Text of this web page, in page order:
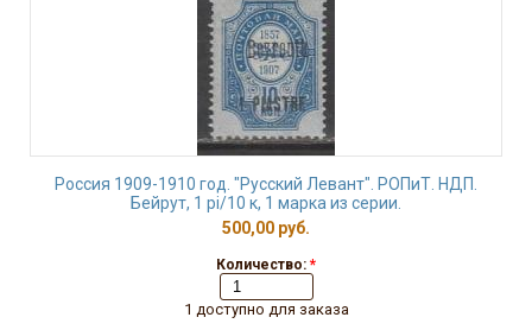
Россия 1909-1910 год. "Русский Левант". РОПиТ. НДП.
Бейрут, 1 рi/10 к, 1 марка из серии.
500,00 руб.
Количество: *
1 доступно для заказа